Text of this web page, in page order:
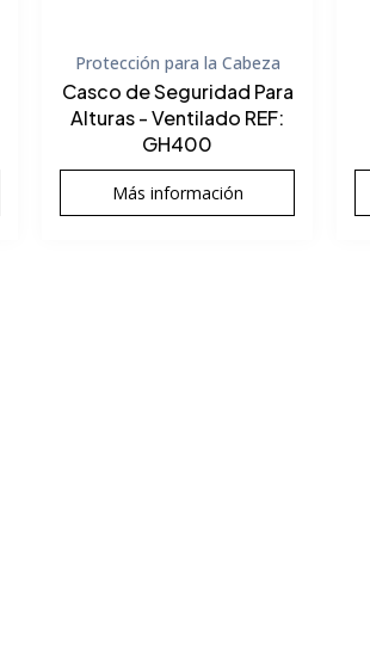
Protección para la Cabeza
Casco de Seguridad Para
Alturas - Ventilado REF:
GH400
Más información